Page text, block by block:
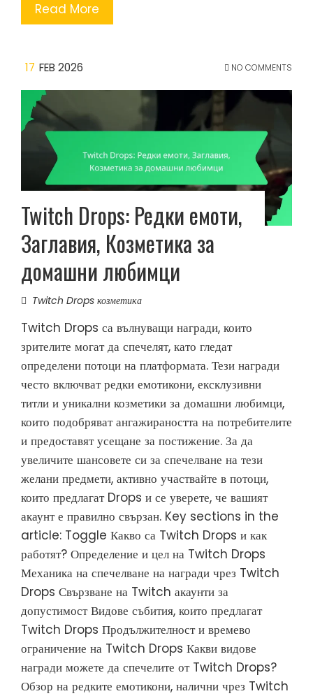
Read More
17 FEB 2026 NO COMMENTS
Twitch Drops: Редки емоти,
Заглавия, Козметика за
домашни любимци
Twitch Drops козметика
Twitch Drops са вълнуващи награди, които
зрителите могат да спечелят, като гледат
определени потоци на платформата. Тези награди
често включват редки емотикони, ексклузивни
титли и уникални козметики за домашни любимци,
които подобряват ангажираността на потребителите
и предоставят усещане за постижение. За да
увеличите шансовете си за спечелване на тези
желани предмети, активно участвайте в потоци,
които предлагат Drops и се уверете, че вашият
акаунт е правилно свързан. Key sections in the
article: Toggle Какво са Twitch Drops и как
работят? Определение и цел на Twitch Drops
Механика на спечелване на награди чрез Twitch
Drops Свързване на Twitch акаунти за
допустимост Видове събития, които предлагат
Twitch Drops Продължителност и времево
ограничение на Twitch Drops Какви видове
награди можете да спечелите от Twitch Drops?
Обзор на редките емотикони, налични чрез Twitch